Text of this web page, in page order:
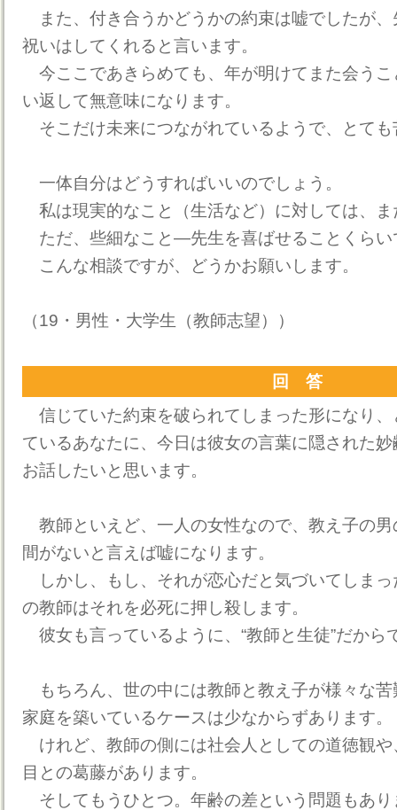
また、付き合うかどうかの約束は嘘でしたが
祝いはしてくれると言います。
今ここであきらめても、年が明けてまた会う
い返して無意味になります。
そこだけ未来につながれているようで、とても
一体自分はどうすればいいのでしょう。
私は現実的なこと（生活など）に対しては、ま
ただ、些細なこと―先生を喜ばせることくらい
こんな相談ですが、どうかお願いします。
（19・男性・大学生（教師志望））
回 答
信じていた約束を破られてしまった形になり
ているあなたに、今日は彼女の言葉に隠された
お話したいと思います。
教師といえど、一人の女性なので、教え子の
間がないと言えば嘘になります。
しかし、もし、それが恋心だと気づいてしま
の教師はそれを必死に押し殺します。
彼女も言っているように、“教師と生徒”だから
もちろん、世の中には教師と教え子が様々な
家庭を築いているケースは少なからずあります。
けれど、教師の側には社会人としての道徳観
目との葛藤があります。
そしてもうひとつ。年齢の差という問題もあり